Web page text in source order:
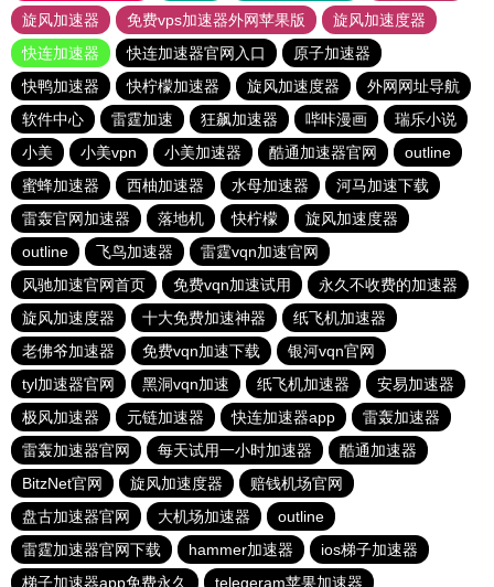
旋风加速器
免费vps加速器外网苹果版
旋风加速度器
快连加速器
快连加速器官网入口
原子加速器
快鸭加速器
快柠檬加速器 旋风加速度器
外网网址导航
软件中心
雷霆加速 狂飙加速器 哔咔漫画
瑞乐小说
小美
小美vpn 小美加速器 酷通加速器官网
outline
蜜蜂加速器
西柚加速器 水母加速器
河马加速下载
雷轰官网加速器
落地机 快柠檬
旋风加速度器
outline
飞鸟加速器
雷霆vqn加速官网
风驰加速官网首页
免费vqn加速试用
永久不收费的加速器
旋风加速度器
十大免费加速神器
纸飞机加速器
老佛爷加速器
免费vqn加速下载
银河vqn官网
tyl加速器官网
黑洞vqn加速 纸飞机加速器
安易加速器
极风加速器
元链加速器 快连加速器app
雷轰加速器
雷轰加速器官网
每天试用一小时加速器
酷通加速器
BitzNet官网
旋风加速度器
赔钱机场官网
盘古加速器官网
大机场加速器
outline
雷霆加速器官网下载
hammer加速器
ios梯子加速器
梯子加速器app免费永久
telegeram苹果加速器